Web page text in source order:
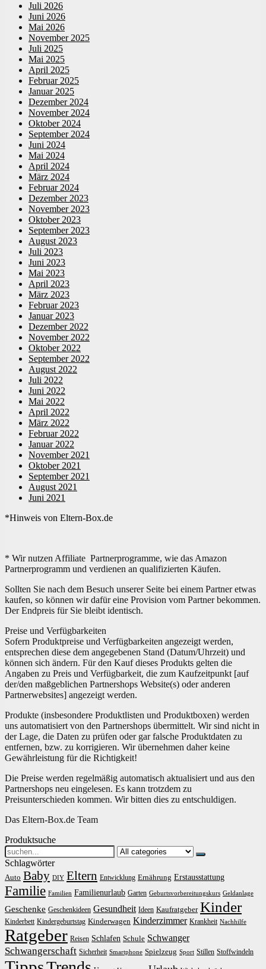
Juli 2026
Juni 2026
Mai 2026
November 2025
Juli 2025
Mai 2025
April 2025
Februar 2025
Januar 2025
Dezember 2024
November 2024
Oktober 2024
September 2024
Juni 2024
Mai 2024
April 2024
März 2024
Februar 2024
Dezember 2023
November 2023
Oktober 2023
September 2023
August 2023
Juli 2023
Juni 2023
Mai 2023
April 2023
März 2023
Februar 2023
Januar 2023
Dezember 2022
November 2022
Oktober 2022
September 2022
August 2022
Juli 2022
Juni 2022
Mai 2022
April 2022
März 2022
Februar 2022
Januar 2022
November 2021
Oktober 2021
September 2021
August 2021
Juni 2021
*Hinweis von Eltern-Box.de
* Wir nutzen Affiliate Partnerprogramme, wie das Amazon
Partnerprogramm und verdienen an qualifizierten Käufen.
Sollten Sie nach dem Besuch unserer Seite bei einem Partner etwas
kaufen, so können wir dafür eine Provision vom Partner bekommen.
Der Endpreis für Sie bleibt identisch.
Preise und Verfügbarkeiten
Sofern Produktpreise und Verfügbarkeiten angezeigt werden,
entsprechen diese dem angegebenen Stand (Datum/Uhrzeit) und
können sich ändern. Für den Kauf dieses Produkts gelten die
Angaben zu Preis und Verfügbarkeit, die zum Kaufzeitpunkt [auf
der/den maßgeblichen Partnershops Website(s) oder anderen
Partnerwebsites] angezeigt werden.
Produkte (insbesondere Produktlisten und Produktboxen) werden
uns automatisiert von den Partnershops übermittelt. Wir sind nicht in
der Lage, die Daten zu prüfen oder gar falsche Produktdaten zu
entfernen, bzw. zu korrigieren. Wir übernehmen daher keine
Gewährleistung für die Richtigkeit!
Die Preise werden regelmäßig automatisch aktualisiert und aus den
Partnershops neu eingelesen. Es kann trotzdem zu
Preisunterschieden kommen. Wir bitten dies zu entschuldigen.
Das Eltern-Box.de Team
Produktsuche
Search
for:
Schlagwörter
Auto Baby DIY Eltern Entwicklung Ernährung Erstausstattung
Familie Familien Familienurlaub Garten Geburtsvorbereitungskurs Geldanlage
Geschenke Geschenkideen Gesundheit Ideen Kaufratgeber Kinder
Kinderbett Kindergeburtstag Kinderwagen Kinderzimmer Krankheit Nachhilfe
Ratgeber Reisen Schlafen Schule Schwanger
Schwangerschaft Sicherheit Smartphone Spielzeug Sport Stillen Stoffwindeln